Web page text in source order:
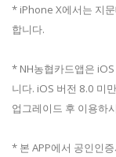
* iPhone X에서는 지
합니다.
* NH농협카드앱은
니다. iOS 버전 8.0 미
업그레이드 후 이용하
* 본 APP에서 공인인